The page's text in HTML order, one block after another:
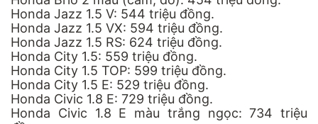
Honda Jazz 1.5 V: 544 triệu đồng.
Honda Jazz 1.5 VX: 594 triệu đồng.
Honda Jazz 1.5 RS: 624 triệu đồng.
Honda City 1.5: 559 triệu đồng.
Honda City 1.5 TOP: 599 triệu đồng.
Honda City 1.5 E: 529 triệu đồng.
Honda Civic 1.8 E: 729 triệu đồng.
Honda Civic 1.8 E màu trắng ngọc: 734 triệu